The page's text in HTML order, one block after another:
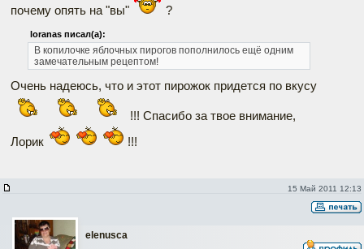
почему опять на "вы"
?
loranas писал(а):
В копилочке яблочных пирогов пополнилось ещё одним
замечательным рецептом!
Очень надеюсь, что и этот пирожок придется по вкусу
!!! Спасибо за твое внимание,
Лорик
!!!
15 Май 2011 12:13
elenusca